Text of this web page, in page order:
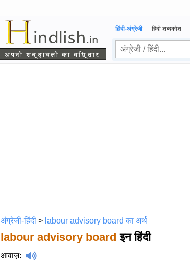
हिंदी-अंग्रेजी हिंदी शब्दकोश
अंग्रेजी-हिंदी > labour advisory board का अर्थ
labour advisory board इन हिंदी
आवाज़: